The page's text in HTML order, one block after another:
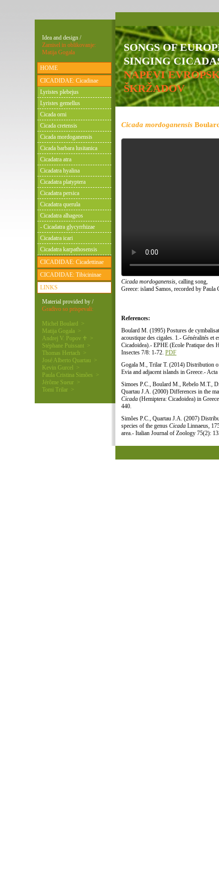
SONGS OF
SINGING
NAPEVI
ŠKRŽADOV
Cicada mordoganensis
Cicada mordoganensis, calling song,
Greece: island Samos, recorded by
References:
Boulard M. (1995) Postures de
acoustique des cigales. 1.- Généralités et
Cicadoidea).- EPHE (Ecole Pratique des
Insectes 7/8: 1-72. PDF
Gogala M., Trilar T. (2014) Distribution
Evia and adjacent islands in Greece.-
Simoes P.C., Boulard M., Rebelo M.T.,
Quartau J.A. (2000) Differences in the
Cicada (Hemiptera: Cicadoidea) in
440.
Simões P.C., Quartau J.A. (2007)
species of the genus Cicada Linnaeus,
area.- Italian Journal of Zoology 75(2):
Idea and design /
Zamisel in oblikovanje:
Matija Gogala
HOME
CICADIDAE: Cicadinae
Lyristes plebejus
Lyristes gemellus
Cicada orni
Cicada cretensis
Cicada mordoganensis
Cicada barbara lusitanica
Cicadatra atra
Cicadatra hyalina
Cicadatra platyptera
Cicadatra persica
Cicadatra querula
Cicadatra alhageos
- Cicadatra glycyrrhizae
Cicadatra icari
Cicadatra karpathosensis
CICADIDAE: Cicadettinae
CICADIDAE: Tibicininae
LINKS
Material provided by /
Gradivo so prispevali:
Michel Boulard >
Matija Gogala >
Andrej V. Popov ♰ >
Stéphane Puissant >
Thomas Hertach >
José Alberto Quartau >
Kevin Gurcel >
Paula Cristina Simões >
Jérôme Sueur >
Tomi Trilar >